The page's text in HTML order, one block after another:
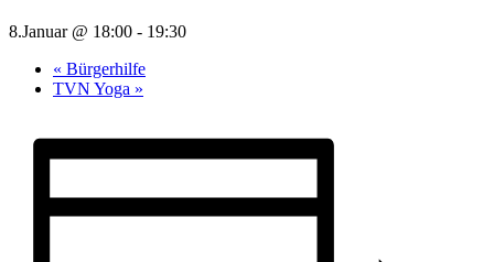
8.Januar @ 18:00 - 19:30
« Bürgerhilfe
TVN Yoga »